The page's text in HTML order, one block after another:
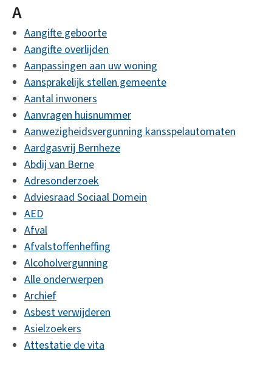
A
Aangifte geboorte
Aangifte overlijden
Aanpassingen aan uw woning
Aansprakelijk stellen gemeente
Aantal inwoners
Aanvragen huisnummer
Aanwezigheidsvergunning kansspelautomaten
Aardgasvrij Bernheze
Abdij van Berne
Adresonderzoek
Adviesraad Sociaal Domein
AED
Afval
Afvalstoffenheffing
Alcoholvergunning
Alle onderwerpen
Archief
Asbest verwijderen
Asielzoekers
Attestatie de vita